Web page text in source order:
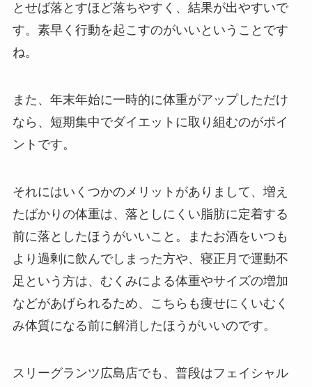
とせば落とすほど落ちやすく、結果が出やすいで
す。素早く行動を起こすのがいいということです
ね。
また、年末年始に一時的に体重がアップしただけ
なら、短期集中でダイエットに取り組むのがポイ
ントです。
それにはいくつかのメリットがありまして、増え
たばかりの体重は、落としにくい脂肪に定着する
前に落としたほうがいいこと。またお酒をいつも
より過剰に飲んでしまった方や、寝正月で運動不
足という方は、むくみによる体重やサイズの増加
などがあげられるため、こちらも痩せにくいむく
み体質になる前に解消したほうがいいのです。
スリーグランツ広島店でも、普段はフェイシャル